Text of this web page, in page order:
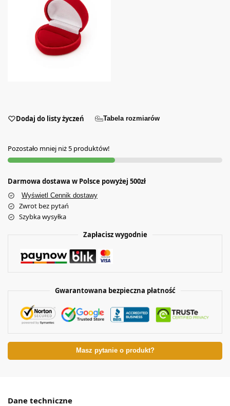
Dodaj do listy życzeń Tabela rozmiarów
Pozostało mniej niż 5 produktów!
Darmowa dostawa w Polsce powyżej 500zł
Wyświetl Cennik dostawy
Zwrot bez pytań
Szybka wysyłka
Zapłacisz wygodnie
Gwarantowana bezpieczna płatność
Masz pytanie o produkt?
Dane techniczne